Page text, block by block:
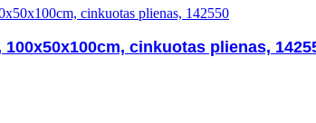
cinkuotas plienas,